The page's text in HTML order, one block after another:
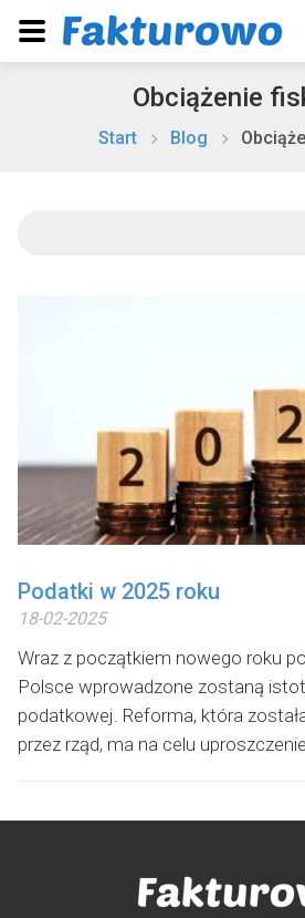
Obciążenie
Start Blog
Podatki w 2025 roku
18-02-2025
Wraz z początkiem nowego roku
Polsce wprowadzone zostaną
podatkowej. Reforma, która
przez rząd, ma na celu